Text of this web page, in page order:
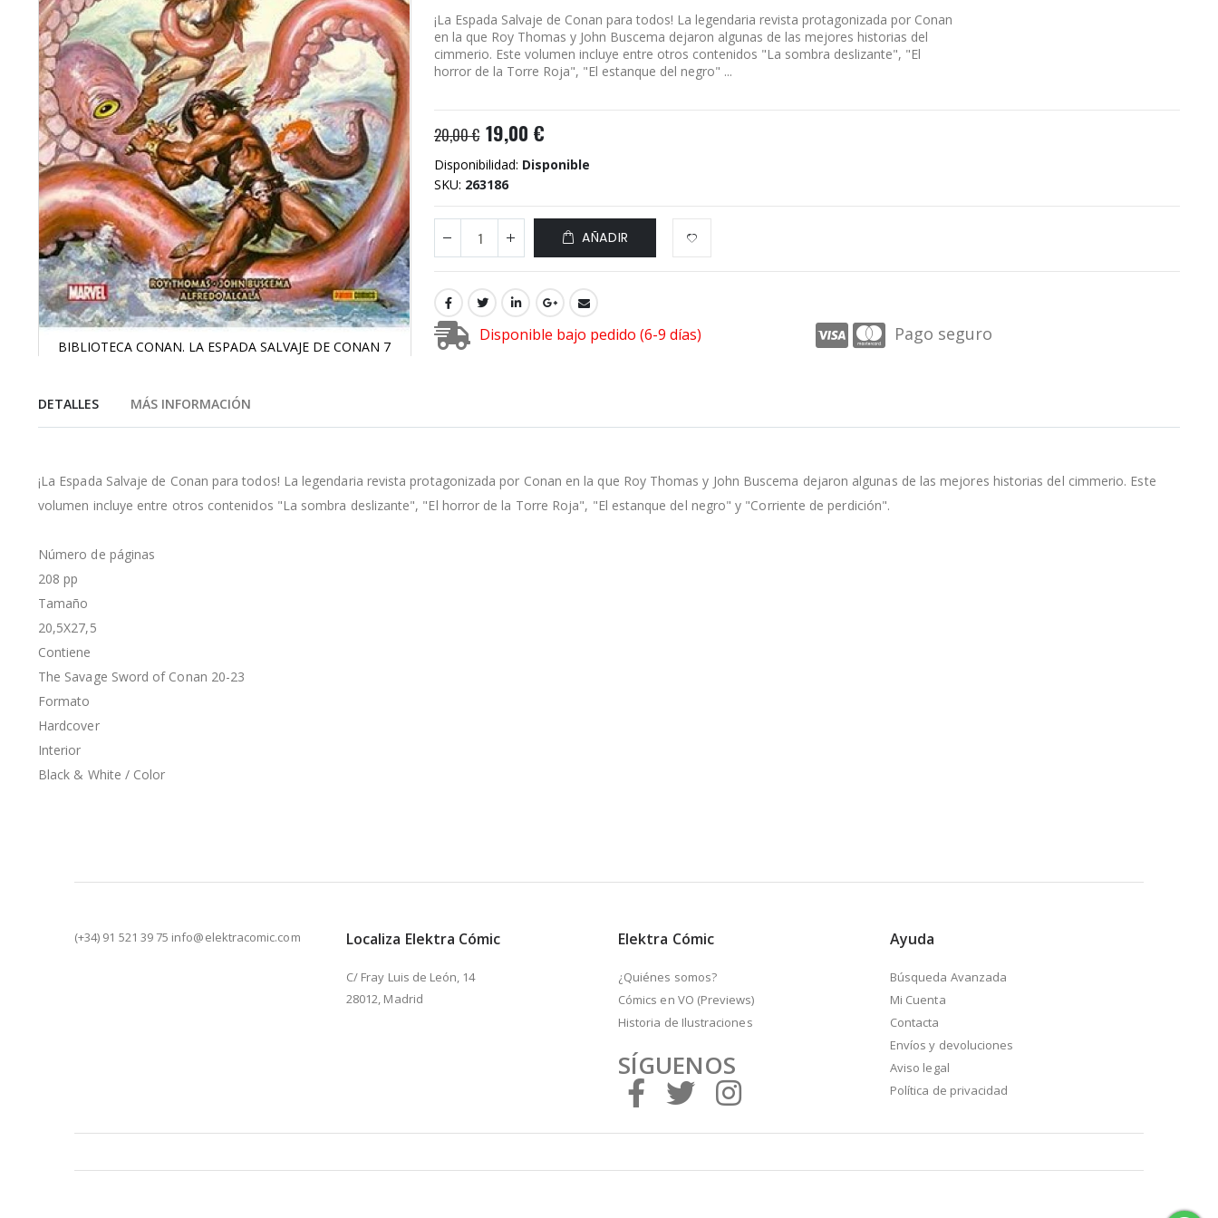
BIBLIOTECA CONAN. LA ESPADA SALVAJE DE CONAN 7
comienzo
la
imágenes
¡La Espada Salvaje de Conan para todos! La legendaria revista protagonizada por Conan
en la que Roy Thomas y John Buscema dejaron algunas de las mejores historias del
cimmerio. Este volumen incluye entre otros contenidos "La sombra deslizante", "El
horror de la Torre Roja", "El estanque del negro" ...
20,00 € 19,00 €
Disponibilidad: Disponible
SKU 263186
AÑADIR
Disponible bajo pedido (6-9 días) Pago seguro
DETALLES
¡La Espada Salvaje de Conan para todos! La legendaria revista protagonizada por Conan en la que Roy Thomas y John Buscema dejaron algunas de las mejores historias del cimmerio. Este
volumen incluye entre otros contenidos "La sombra deslizante", "El horror de la Torre Roja", "El estanque del negro" y "Corriente de perdición".
Número de páginas
208 pp
Tamaño
20,5X27,5
Contiene
The Savage Sword of Conan 20-23
Formato
Hardcover
Interior
Black & White / Color
MÁS INFORMACIÓN
(+34) 91 521 39 75 info@elektracomic.com Localiza Elektra Cómic
C/ Fray Luis de León, 14
28012, Madrid
Elektra Cómic
¿Quiénes somos?
Cómics en VO (Previews)
Historia de Ilustraciones
SÍGUENOS
Ayuda
Búsqueda Avanzada
Mi Cuenta
Contacta
Envíos y devoluciones
Aviso legal
Política de privacidad